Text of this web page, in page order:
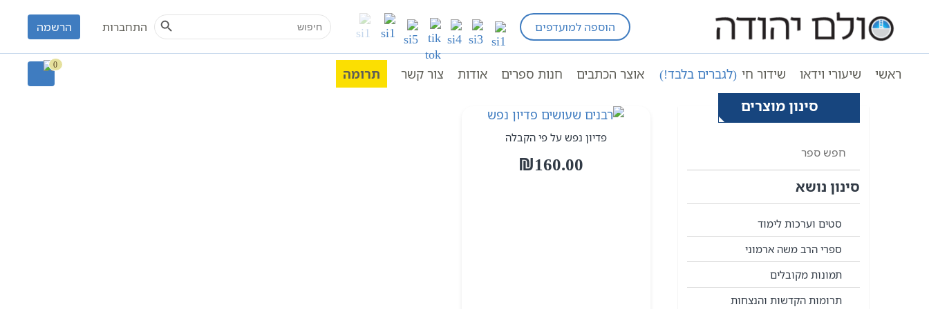
הוספה למועדפים Search
for:
Search Button
התחברות הרשמה
ראשי שיעורי וידאו שידור חי (לגברים בלבד!) אוצר הכתבים חנות ספרים אודות צור קשר תרומה
0
עמוד ראשי מה זה פדיון נפש
סינון מוצרים
סינון נושא
סטים וערכות לימוד
ספרי הרב משה ארמוני
תמונות מקובלים
תרומות הקדשות והנצחות
פדיון נפש על פי הקבלה
₪160.00